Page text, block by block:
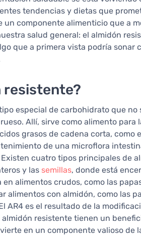
tendencias y dietas que
un componente alimenticio que a
salud general: el almidón
que a primera vista podría sonar
resistente?
especial de carbohidrato que
Allí, sirve como alimento para
grasos de cadena corta, como
de una microflora
cuatro tipos principales de
y las semillas, donde está
alimentos crudos, como las
alimentos con almidón, como las
AR4 es el resultado de la
almidón resistente tienen un
en un componente valioso de